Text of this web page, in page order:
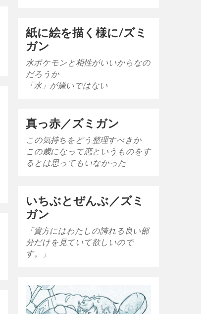
紙に絵を描く様に/ズミ
ガン
水ポケモンと相性がいいからなの
だろうか
「水」が嫌いではない
真っ赤／ズミガン
この気持ちをどう整理すべきか
この歳になって恋というものをす
るとは思ってもいなかった
いちぶとぜんぶ／ズミ
ガン
「貴方にはわたしの誇れる良い部
分だけを見ていて欲しいので
す。」